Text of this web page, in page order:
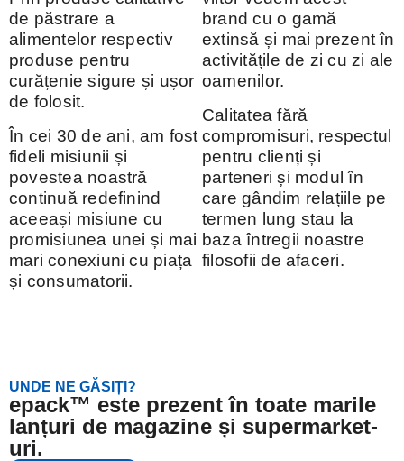
de păstrare a
alimentelor respectiv
produse pentru
curățenie sigure și ușor
de folosit.
În cei 30 de ani, am fost
fideli misiunii și
povestea noastră
continuă redefinind
aceeași misiune cu
promisiunea unei și mai
mari conexiuni cu piața
și consumatorii.
brand cu o gamă
extinsă și mai prezent în
activitățile de zi cu zi ale
oamenilor.
Calitatea fără
compromisuri, respectul
pentru clienți și
parteneri și modul în
care gândim relațiile pe
termen lung stau la
baza întregii noastre
filosofii de afaceri.
UNDE NE GĂSIȚI?
epack™ este prezent în toate marile
lanțuri de magazine și supermarket-
uri.